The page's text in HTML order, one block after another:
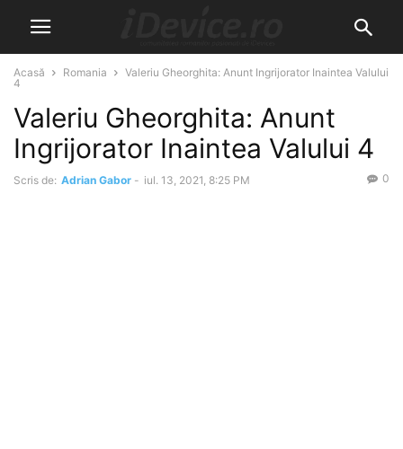
Acasă Romania
Valeriu Gheorghita: Anunt Ingrijorator Inaintea Valului
4
Valeriu Gheorghita: Anunt
Ingrijorator Inaintea Valului 4
Scris de: Adrian Gabor - iul. 13, 2021, 8:25 PM 0